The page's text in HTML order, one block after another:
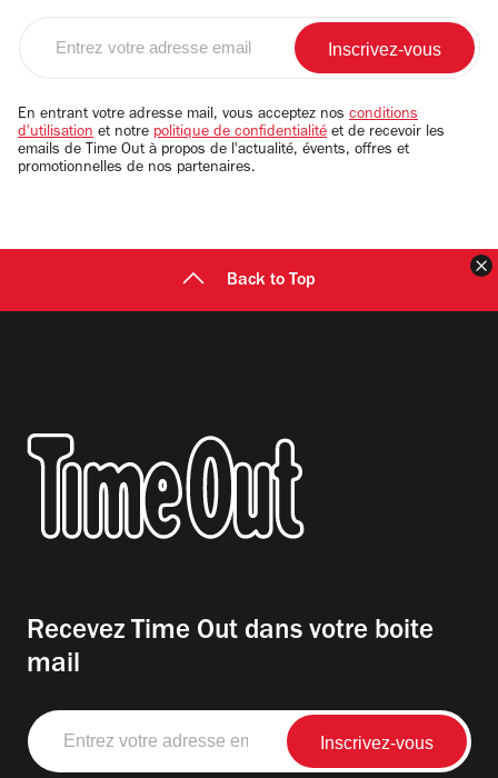
email
En entrant votre adresse mail, vous acceptez nos conditions
d'utilisation et notre politique de confidentialité et de recevoir les
emails de Time Out à propos de l'actualité, évents, offres et
promotionnelles de nos partenaires.
Back to Top
Recevez Time Out dans votre boite
mail
Entrez
votre